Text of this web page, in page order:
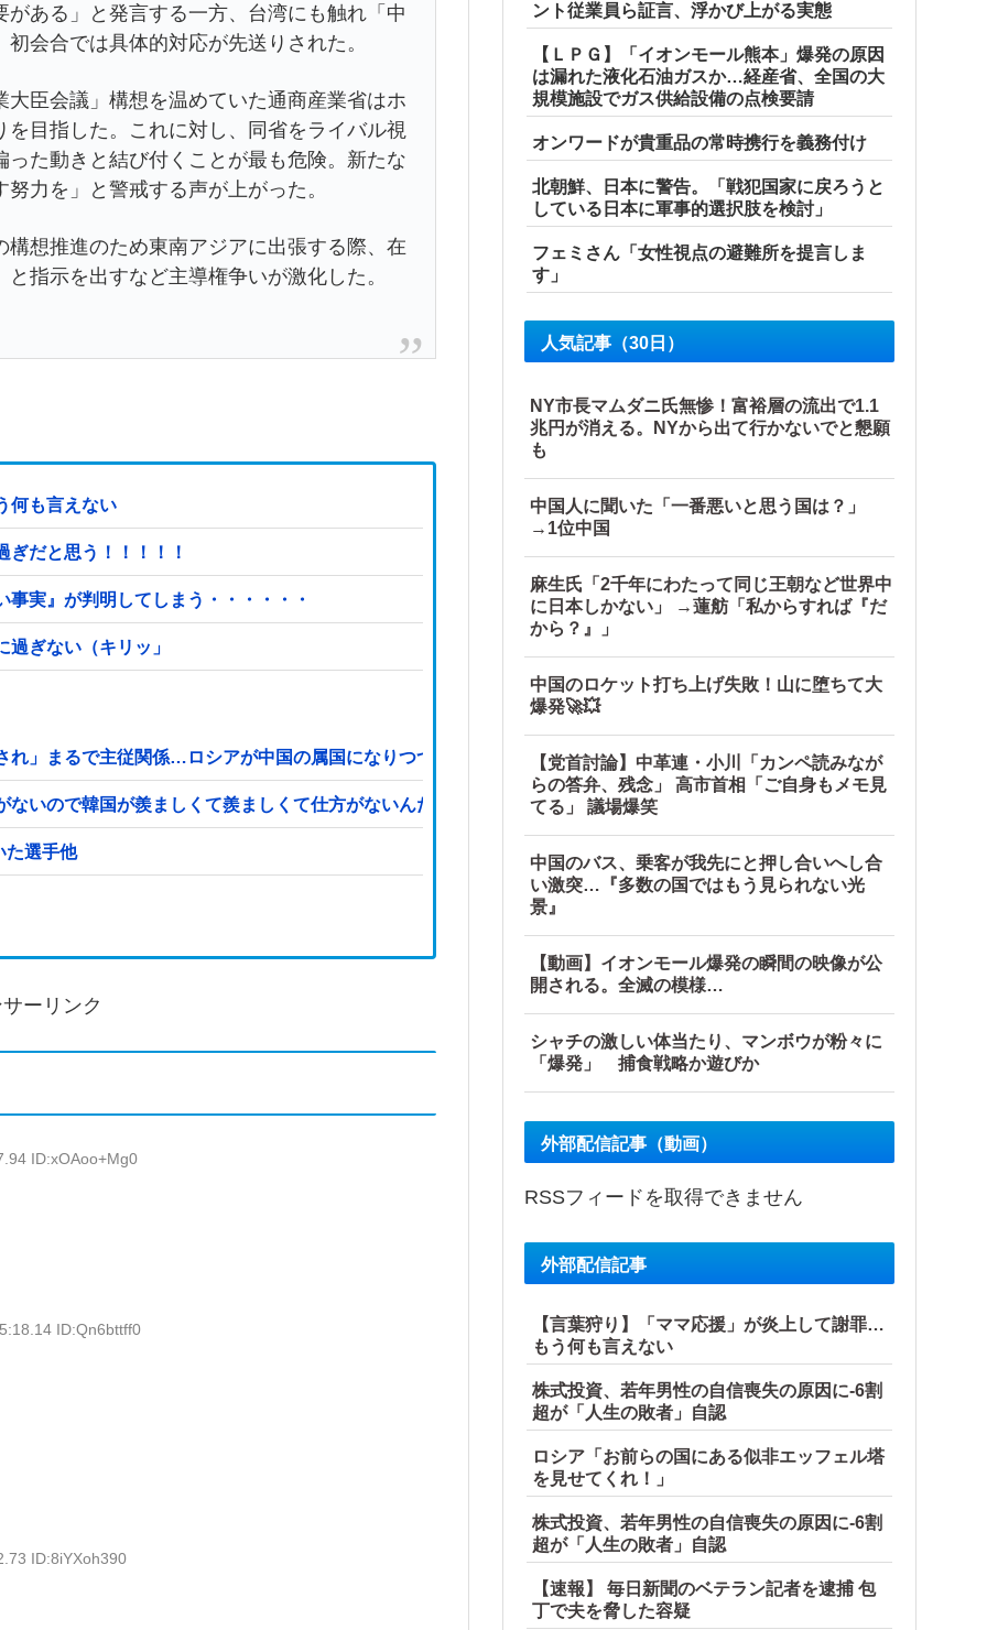
ある」と発言する一方、台湾にも触れ「中
会合では具体的対応が先送りされた。
臣会議」構想を温めていた通商産業省はホ
目指した。これに対し、同省をライバル視
た動きと結び付くことが最も危険。新たな
力を」と警戒する声が上がった。
想推進のため東南アジアに出張する際、在
指示を出すなど主導権争いが激化した。
何も言えない
だと思う！！！！！
実』が判明してしまう・・・・・・
ぎない（キリッ」
」まるで主従関係…ロシアが中国の属国になりつつある！
いので韓国が羨ましくて羨ましくて仕方がないんだそうです」
ついた選手他
ーリンク
ID:xOAoo+Mg0
ID:Qn6bttff0
ID:8iYXoh390
ント従業員ら証言、浮かび上がる実態
【ＬＰＧ】「イオンモール熊本」爆発の原因
は漏れた液化石油ガスか…経産省、全国の大
規模施設でガス供給設備の点検要請
オンワードが貴重品の常時携行を義務付け
北朝鮮、日本に警告。「戦犯国家に戻ろうと
している日本に軍事的選択肢を検討」
フェミさん「女性視点の避難所を提言しま
す」
人気記事（30日）
NY市長マムダニ氏無惨！富裕層の流出で1.1
兆円が消える。NYから出て行かないでと懇願
も
中国人に聞いた「一番悪いと思う国は？」
→1位中国
麻生氏「2千年にわたって同じ王朝など世界中
に日本しかない」 →蓮舫「私からすれば『だ
から？』」
中国のロケット打ち上げ失敗！山に堕ちて大
爆発🚀💥
【党首討論】中革連・小川「カンペ読みなが
らの答弁、残念」 高市首相「ご自身もメモ見
てる」 議場爆笑
中国のバス、乗客が我先にと押し合いへし合
い激突…『多数の国ではもう見られない光
景』
【動画】イオンモール爆発の瞬間の映像が公
開される。全滅の模様…
シャチの激しい体当たり、マンボウが粉々に
「爆発」 捕食戦略か遊びか
外部配信記事（動画）
RSSフィードを取得できません
外部配信記事
【言葉狩り】「ママ応援」が炎上して謝罪…
もう何も言えない
株式投資、若年男性の自信喪失の原因に-6割
超が「人生の敗者」自認
ロシア「お前らの国にある似非エッフェル塔
を見せてくれ！」
株式投資、若年男性の自信喪失の原因に-6割
超が「人生の敗者」自認
【速報】 毎日新聞のベテラン記者を逮捕 包
丁で夫を脅した容疑